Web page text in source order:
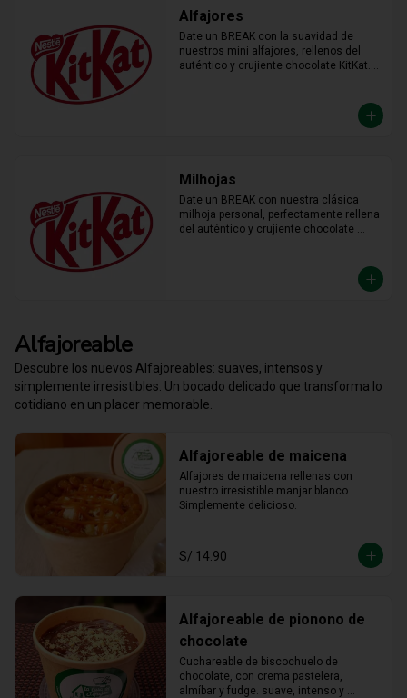
Alfajores
Date un BREAK con la suavidad de
nuestros mini alfajores, rellenos del
auténtico y crujiente chocolate KitKat.
Milhojas
Date un BREAK con nuestra clásica
milhoja personal, perfectamente rellena
del auténtico y crujiente chocolate
desconectar y disfrutar de un placer
crujiente que no vas a querer compartir.
Alfajoreable
Descubre los nuevos Alfajoreables: suaves, intensos y
simplemente irresistibles. Un bocado delicado que transforma lo
cotidiano en un placer memorable.
Alfajoreable de maicena
Alfajores de maicena rellenas con
nuestro irresistible manjar blanco.
Simplemente delicioso.
S/ 14.90
Alfajoreable de pionono de
chocolate
Cuchareable de biscochuelo de
chocolate, con crema pastelera,
almíbar y fudge. suave, intenso y